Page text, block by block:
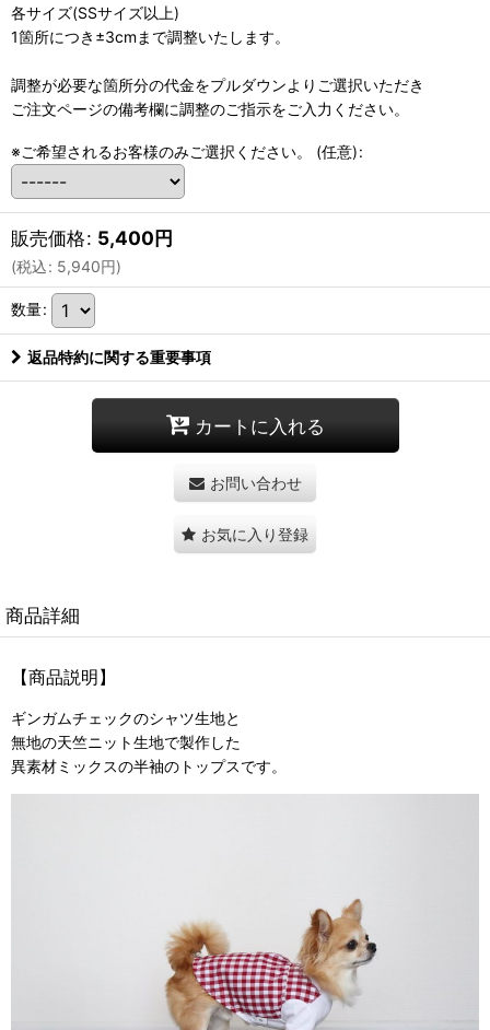
各サイズ(SSサイズ以上)
1箇所につき±3cmまで調整いたします。
調整が必要な箇所分の代金をプルダウンよりご選択いただき
ご注文ページの備考欄に調整のご指示をご入力ください。
※ご希望されるお客様のみご選択ください。 (任意):
販売価格: 5,400円
(税込: 5,940円)
数量:
返品特約に関する重要事項
カートに入れる
お問い合わせ
お気に入り登録
商品詳細
【商品説明】
ギンガムチェックのシャツ生地と
無地の天竺ニット生地で製作した
異素材ミックスの半袖のトップスです。